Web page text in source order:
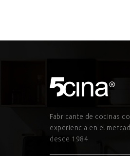
Fabricante de cocinas
experiencia en el
desde 1984